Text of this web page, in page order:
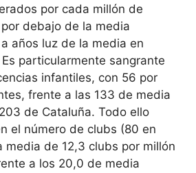
por cada millón de
debajo de la media
años luz de la media en
particularmente sangrante
infantiles, con 56 por
frente a las 133 de media
de Cataluña. Todo ello
el número de clubs (80 en
media de 12,3 clubs por millón
a los 20,0 de media